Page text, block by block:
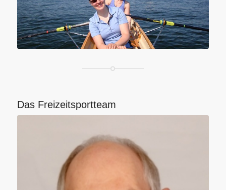
Das Freizeitsportteam